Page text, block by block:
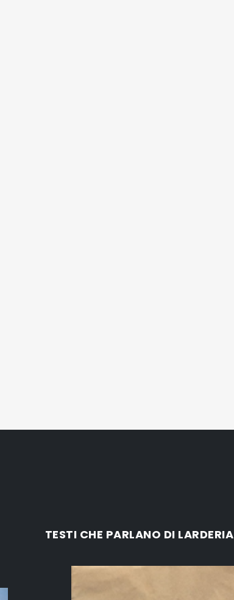
TESTI CHE PARLANO DI LARDERIA